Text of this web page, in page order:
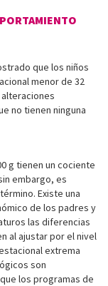
que los niños
menor de 32
no tienen ninguna
g tienen un cociente
embargo, es
Existe una
de los padres y
las diferencias
al ajustar por el nivel
extrema
son
los programas de